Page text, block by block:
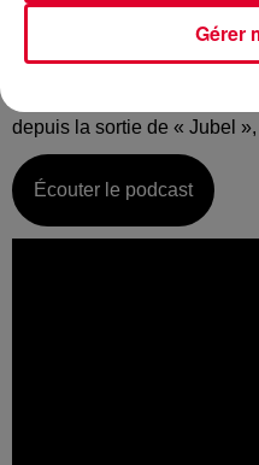
house, de la pop house…
nominations sans fin, peu
simplement de la bonne
depuis la sortie de « Jubel
Écouter le podcast
Gérer